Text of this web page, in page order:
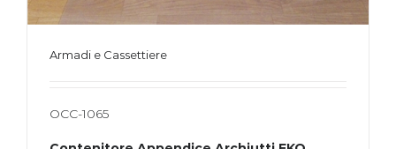
Armadi e Cassettiere
OCC-1065